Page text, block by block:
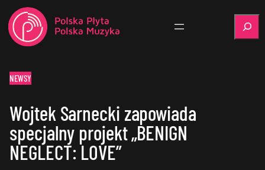
NEWSY
Wojtek Sarnecki zapowiada
specjalny projekt „BENIGN
NEGLECT: LOVE”